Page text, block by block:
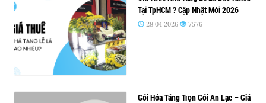
Tại TpHCM ? Cập Nhật Mới 2026
28-04-2026 7576
Gói Hỏa Táng Trọn Gói An Lạc – Giá